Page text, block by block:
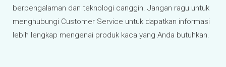
berpengalaman dan teknologi canggih. Jangan ragu untuk
menghubungi Customer Service untuk dapatkan informasi
lebih lengkap mengenai produk kaca yang Anda butuhkan.